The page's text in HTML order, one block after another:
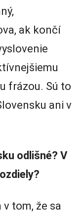
ak končí
frázou. Sú to
ani v
odlišné? V
tom, že sa